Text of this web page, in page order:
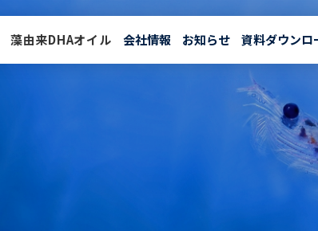
藻由来DHAオイル 会社情報 お知らせ 資料ダウンロ
藻由来DHAオイル